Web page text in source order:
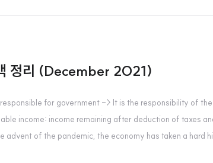
정리 (December 2021)
for government -> It is the responsibility of
income: income remaining after deduction of taxes
advent of the pandemic, the economy has taken a hard